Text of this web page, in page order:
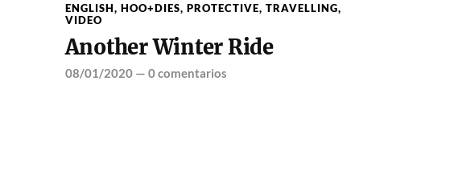
ENGLISH, HOO+DIES, PROTECTIVE, TRAVELLING,
VIDEO
Another Winter Ride
08/01/2020— 0 comentarios